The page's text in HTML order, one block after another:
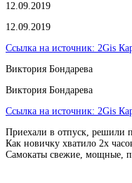
12.09.2019
12.09.2019
Ссылка на источник: 2Gis
Виктория Бондарева
Виктория Бондарева
Ссылка на источник: 2Gis
Приехали в отпуск, решили
Как новичку хватило 2х
Самокаты свежие, мощные,